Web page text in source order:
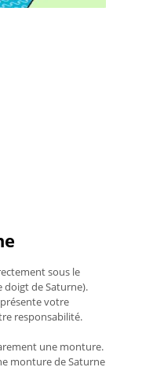
sous le
doigt de Saturne).
votre
responsabilité.
une monture.
monture de Saturne